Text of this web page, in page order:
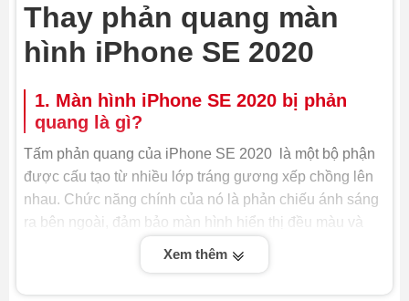
Thay phản quang màn
hình iPhone SE 2020
1. Màn hình iPhone SE 2020 bị phản
quang là gì?
Tấm phản quang của iPhone SE 2020 là một bộ phận
được cấu tạo từ nhiều lớp tráng gương xếp chồng lên
nhau. Chức năng chính của nó là phản chiếu ánh sáng
ra bên ngoài, đảm bảo màn hình hiển thị đều màu và
sáng rõ. Khi màn hình iPhone SE 2020 xuất hiện các
đốm sáng loang lổ không đồng đều, đó là dấu hiệu cho
Xem thêm